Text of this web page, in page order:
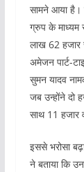
सामने आया है।
ग्रुप के
लाख 62 हजार
अमेजन पार्ट-
सुमन यादव
जब उन्होंने दो
साथ 11 हजार
इससे भरोसा
ने बताया कि